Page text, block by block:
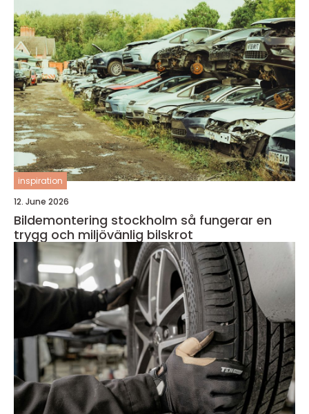
inspiration
12. June 2026
Bildemontering stockholm så fungerar en
trygg och miljövänlig bilskrot